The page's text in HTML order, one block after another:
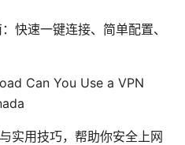
快速一键连接、简单配置、
Can You Use a VPN
实用技巧，帮助你安全上网